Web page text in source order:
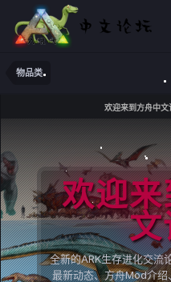
物品类
欢迎来到方舟中文
欢迎
文
全新的ARK生存进化交流
最新动态、方舟Mod介